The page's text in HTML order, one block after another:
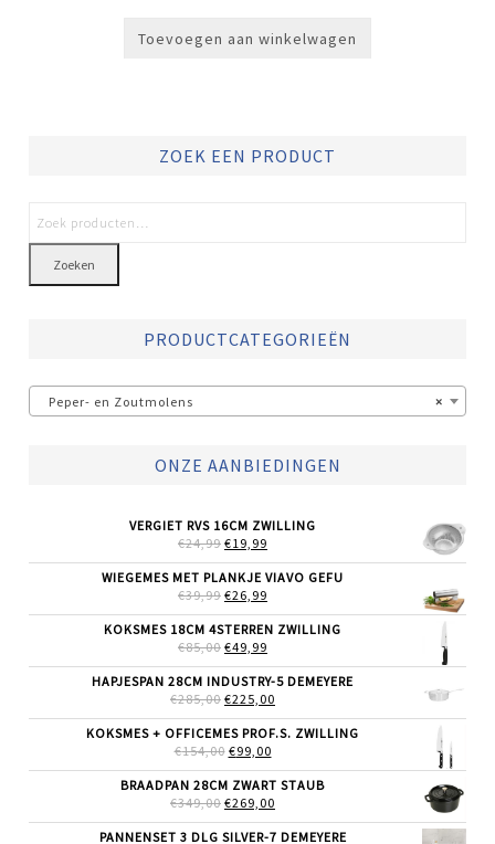
Toevoegen aan winkelwagen
ZOEK EEN PRODUCT
Zoeken
PRODUCTCATEGORIEËN
×
Peper- en Zoutmolens
ONZE AANBIEDINGEN
VERGIET RVS 16CM ZWILLING
€24,99 OORSPRONKELIJKE
WAS:
€24,99.
€19,99
IS:
WIEGEMES MET PLANKJE VIAVO GEFU
€39,99 OORSPRONKELIJKE
WAS:
€39,99.
€26,99
IS:
KOKSMES 18CM 4STERREN ZWILLING
€85,00 OORSPRONKELIJKE
WAS:
€85,00.
€49,99
IS:
€49,99.
HAPJESPAN 28CM INDUSTRY-5 DEMEYERE
€285,00 OORSPRONKELIJKE
WAS:
€285,00.
€225,00
IS:
KOKSMES + OFFICEMES PROF.S. ZWILLING
€154,00 OORSPRONKELIJKE
WAS:
€154,00.
€99,00HUIDIGE
IS:
€99,00.
BRAADPAN 28CM ZWART STAUB
€349,00 OORSPRONKELIJKE
WAS:
€269,00
IS:
PANNENSET 3 DLG SILVER-7 DEMEYERE